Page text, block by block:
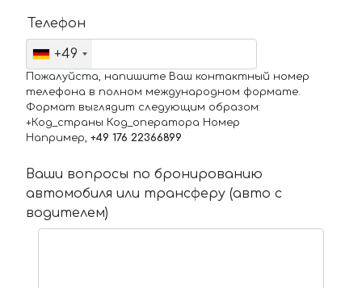
Телефон
+49
Пожалуйста, напишите Ваш контактный номер
телефона в полном международном формате.
Формат выглядит следующим образом:
+Код_страны Код_оператора Номер
Например, +49 176 22366899
Ваши вопросы по бронированию
автомобиля или трансферу (авто с
водителем)